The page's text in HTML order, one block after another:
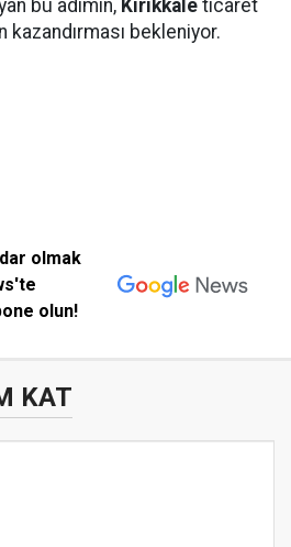
bu adımın, Kırıkkale ticaret
kazandırması bekleniyor.
olmak
olun!
KAT